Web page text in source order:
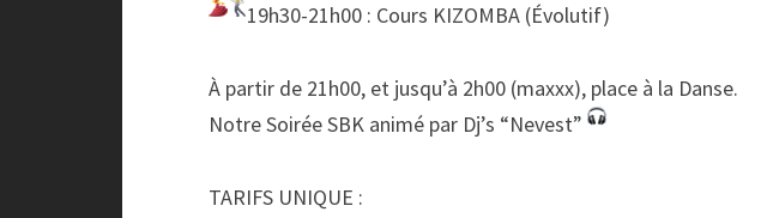
19h30-21h00 : Cours KIZOMBA (Évolutif)
À partir de 21h00, et jusqu’à 2h00 (maxxx), place à la Danse.
Notre Soirée SBK animé par Dj’s “Nevest”
TARIFS UNIQUE :